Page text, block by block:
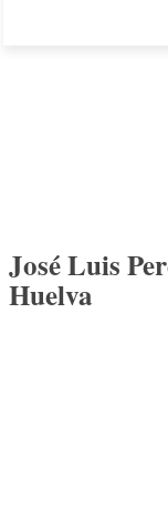
José Luis
Huelva